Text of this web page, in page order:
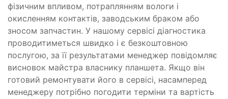
фізичним впливом, потраплянням вологи і
окисленням контактів, заводським браком або
зносом запчастин. У нашому сервісі діагностика
проводитиметься швидко і є безкоштовною
послугою, за її результатами менеджер повідомляє
висновок майстра власнику планшета. Якщо він
готовий ремонтувати його в сервісі, насамперед
менеджеру потрібно погодити терміни та вартість